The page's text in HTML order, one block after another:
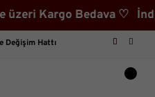
Bedava ♡
Değişim Hattı